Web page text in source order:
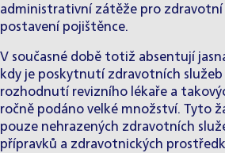
administrativní zátěže pro zdravotní
postavení pojištěnce.
V současné době totiž absentují
kdy je poskytnutí zdravotních
rozhodnutí revizního lékaře a
ročně podáno velké množství. Tyto
pouze nehrazených zdravotních
přípravků a zdravotnických